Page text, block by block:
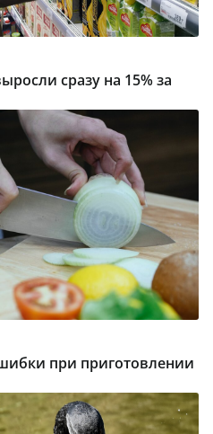
сразу на 15% за
при приготовлении